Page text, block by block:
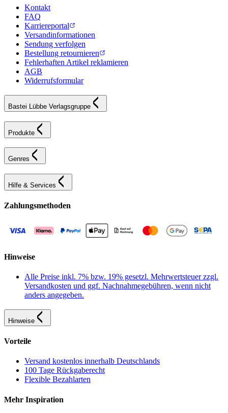
Kontakt
FAQ
Karriereportal
Versandinformationen
Sendung verfolgen
Bestellung retournieren
Fehlerhaften Artikel reklamieren
AGB
Widerrufsformular
Bastei Lübbe Verlagsgruppe
Produkte
Genres
Hilfe & Services
Zahlungsmethoden
Hinweise
Alle Preise inkl. 7% bzw. 19% gesetzl. Mehrwertsteuer zzgl.
Versandkosten und ggf. Nachnahmegebühren, wenn nicht
anders angegeben.
Hinweise
Vorteile
Versand kostenlos innerhalb Deutschlands
100 Tage Rückgaberecht
Flexible Bezahlarten
Mehr Inspiration